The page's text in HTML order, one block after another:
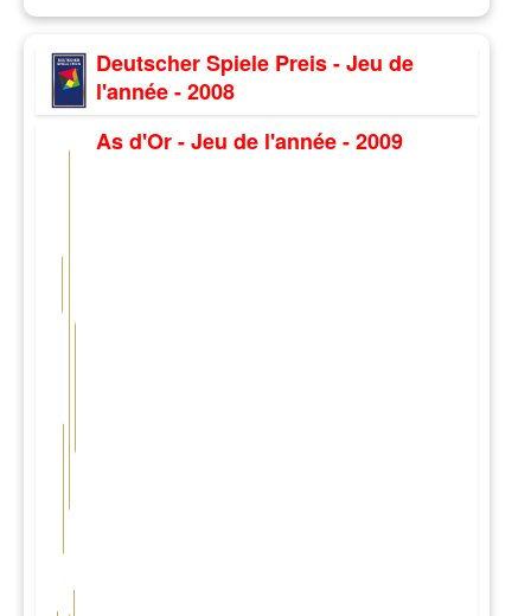
Deutscher Spiele Preis - Jeu de
l'année - 2008
As d'Or - Jeu de l'année - 2009